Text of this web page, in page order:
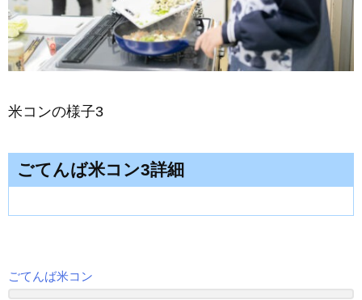
米コンの様子3
ごてんば米コン3詳細
投
ごてんば米コン